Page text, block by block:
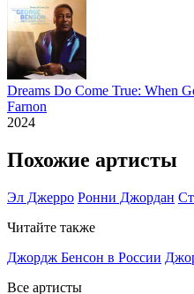
Dreams Do Come True: When
Farnon
2024
Похожие артисты
Эл Джерро Ронни Джордан
Читайте также
Джордж Бенсон в России
Все артисты